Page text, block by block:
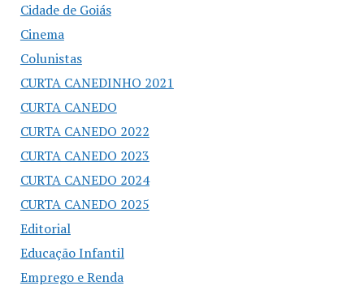
Cidade de Goiás
Cinema
Colunistas
CURTA CANEDINHO 2021
CURTA CANEDO
CURTA CANEDO 2022
CURTA CANEDO 2023
CURTA CANEDO 2024
CURTA CANEDO 2025
Editorial
Educação Infantil
Emprego e Renda